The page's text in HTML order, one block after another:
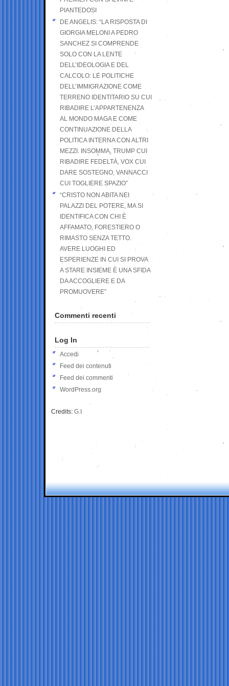
PIANTEDOSI
DE ANGELIS: “LA RISPOSTA DI
GIORGIA MELONI A PEDRO
SANCHEZ SI COMPRENDE
SOLO CON LA LENTE
DELL’IDEOLOGIA E DEL
CALCOLO: LE POLITICHE
DELL’IMMIGRAZIONE COME
TERRENO IDENTITARIO SU CUI
RIBADIRE L’APPARTENENZA
AL MONDO MAGA E COME
CONTINUAZIONE DELLA
POLITICA INTERNA CON ALTRI
MEZZI. INSOMMA, TRUMP CUI
RIBADIRE FEDELTÀ, VOX CUI
DARE SOSTEGNO, VANNACCI
CUI TOGLIERE SPAZIO”
“CRISTO NON ABITA NEI
PALAZZI DEL POTERE, MA SI
IDENTIFICA CON CHI È
AFFAMATO, FORESTIERO O
RIMASTO SENZA TETTO.
AVERE LUOGHI ED
ESPERIENZE IN CUI SI PROVA
A STARE INSIEME È UNA SFIDA
DA ACCOGLIERE E DA
PROMUOVERE”
Commenti recenti
Log In
Accedi
Feed dei contenuti
Feed dei commenti
WordPress.org
Credits: G.I